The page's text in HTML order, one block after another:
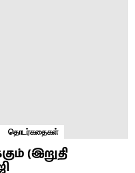
தொடர்கதைகள்
(இறுதி